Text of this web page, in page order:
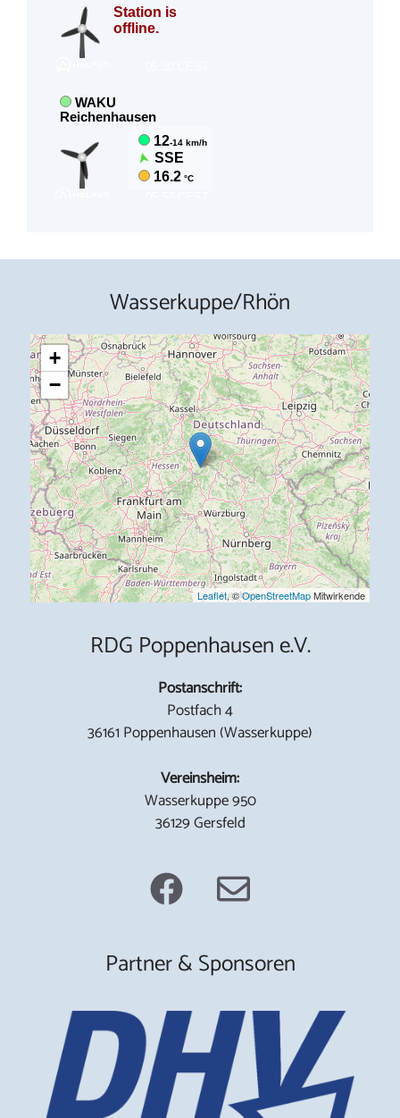
Wasserkuppe/Rhön
+
−
Leaflet, ©OpenStreetMapMitwirkende
RDG Poppenhausen e.V.
Postanschrift:
Postfach 4
36161 Poppenhausen (Wasserkuppe)
Vereinsheim:
Wasserkuppe 950
36129 Gersfeld
Partner & Sponsoren